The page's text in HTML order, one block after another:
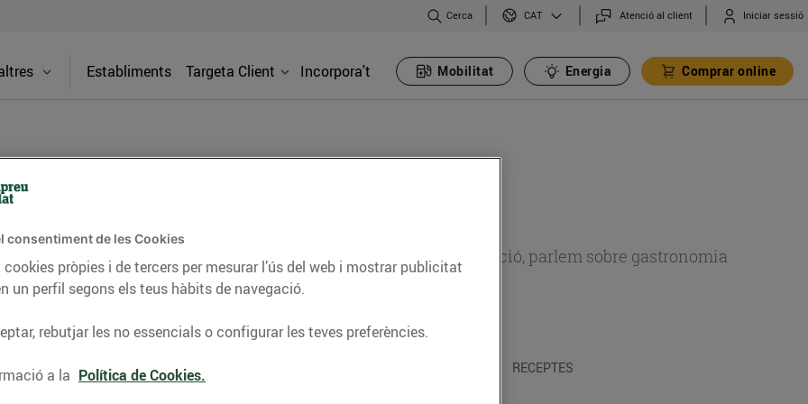
Cerca CAT Atenció al client Iniciar sessió
Establiments Targeta Client Incorpora't Mobilitat Energia Comprar online
consells nutricionals, informació d’actualitat sobre alimentació, parlem sobre gastronomia
del nostre territori i molts altres temes.
CONSELLS I HÀBITS SALUDABLES RECEPTES
consentiment de les Cookies
pròpies i de tercers per mesurar l’ús del web i mostrar publicitat
un perfil segons els teus hàbits de navegació.
rebutjar les no essencials o configurar les teves preferències.
a la Política de Cookies.